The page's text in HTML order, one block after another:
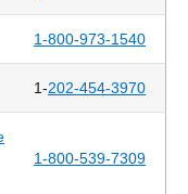
1-800-973-1540
1-202-454-3970
1-800-539-7309